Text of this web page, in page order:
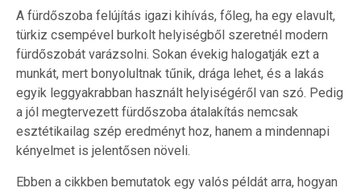
A fürdőszoba felújítás igazi kihívás, főleg, ha egy elavult,
türkiz csempével burkolt helyiségből szeretnél modern
fürdőszobát varázsolni. Sokan évekig halogatják ezt a
munkát, mert bonyolultnak tűnik, drága lehet, és a lakás
egyik leggyakrabban használt helyiségéről van szó. Pedig
a jól megtervezett fürdőszoba átalakítás nemcsak
esztétikailag szép eredményt hoz, hanem a mindennapi
kényelmet is jelentősen növeli.
Ebben a cikkben bemutatok egy valós példát arra, hogyan